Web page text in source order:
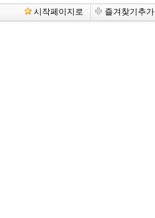
시작페이지로 즐겨찾기추가